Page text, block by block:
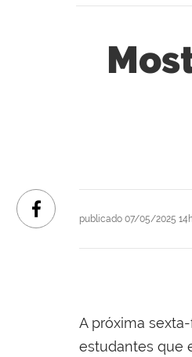
publicado 07/05/2025
A próxima
estudantes que